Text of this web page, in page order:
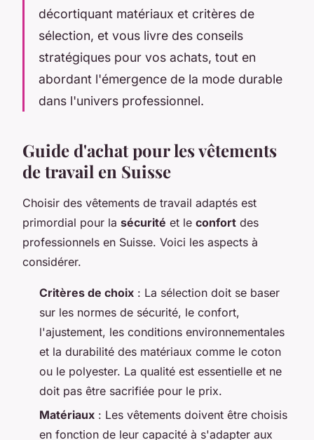
décortiquant matériaux et critères de
sélection, et vous livre des conseils
stratégiques pour vos achats, tout en
abordant l'émergence de la mode durable
dans l'univers professionnel.
Guide d'achat pour les vêtements
de travail en Suisse
Choisir des vêtements de travail adaptés est
primordial pour la sécurité et le confort des
professionnels en Suisse. Voici les aspects à
considérer.
Critères de choix : La sélection doit se baser
sur les normes de sécurité, le confort,
l'ajustement, les conditions environnementales
et la durabilité des matériaux comme le coton
ou le polyester. La qualité est essentielle et ne
doit pas être sacrifiée pour le prix.
Matériaux : Les vêtements doivent être choisis
en fonction de leur capacité à s'adapter aux